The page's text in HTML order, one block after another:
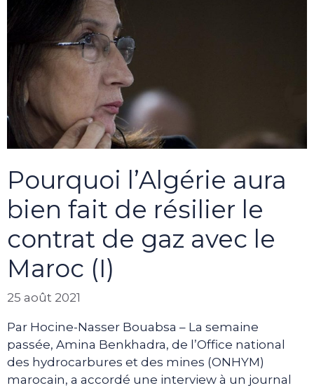
Pourquoi l’Algérie aura
bien fait de résilier le
contrat de gaz avec le
Maroc (I)
25 août 2021
Par Hocine-Nasser Bouabsa – La semaine
passée, Amina Benkhadra, de l’Office national
des hydrocarbures et des mines (ONHYM)
marocain, a accordé une interview à un journal